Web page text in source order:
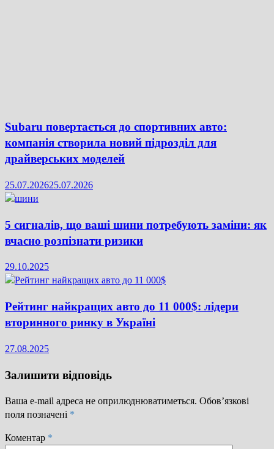
Subaru повертається до спортивних авто:
компанія створила новий підрозділ для
драйверських моделей
25.07.202625.07.2026
5 сигналів, що ваші шини потребують заміни: як
вчасно розпізнати ризики
29.10.2025
Рейтинг найкращих авто до 11 000$: лідери
вторинного ринку в Україні
27.08.2025
Залишити відповідь
Ваша e-mail адреса не оприлюднюватиметься. Обов’язкові
поля позначені *
Коментар *